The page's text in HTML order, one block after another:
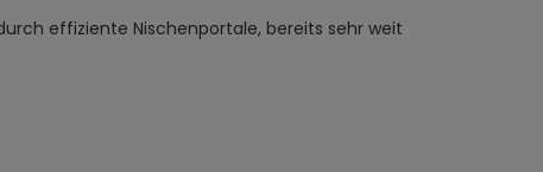
effiziente Nischenportale, bereits sehr weit